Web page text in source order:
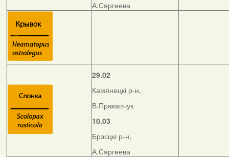
А.Сяргеева
29.02
Камянецкі р-н,
В.Пракапчук
10.03
Брэсцкі р-н,
А.Сяргеева